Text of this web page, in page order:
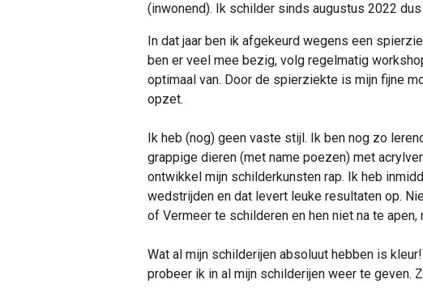
(inwonend).
Ik schilder sinds augustus 2022
In dat jaar ben ik afgekeurd wegens een
ben er veel mee bezig, volg regelmatig
optimaal van. Door de spierziekte is mijn fijne
opzet.
Ik heb (nog) geen vaste stijl. Ik ben nog zo
grappige dieren (met name poezen) met
ontwikkel mijn schilderkunsten rap.
Ik heb
wedstrijden en dat levert leuke resultaten op.
of Vermeer te schilderen en hen niet na te
Wat al mijn schilderijen absoluut hebben is
probeer ik in al mijn schilderijen weer te geven.